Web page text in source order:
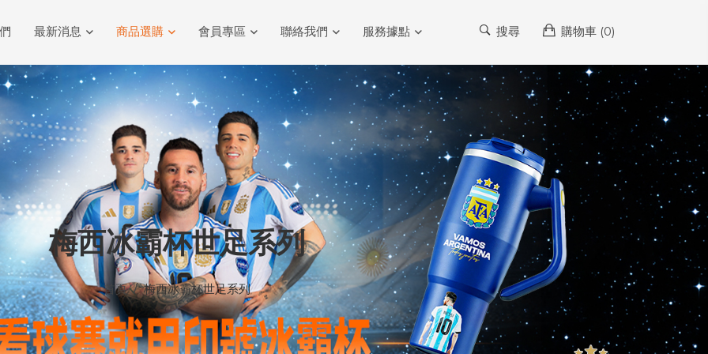
最新消息 商品選購 會員專區 聯絡我們 服務據點 搜尋 購物車 (0)
梅西冰霸杯世足系列
首頁 梅西冰霸杯世足系列